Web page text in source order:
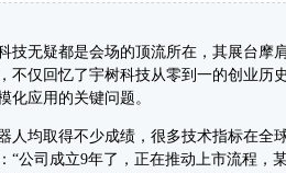
无疑都是会场的顶流所在，其展台摩肩
不仅回忆了宇树科技从零到一的创业历
应用的关键问题。
均取得不少成绩，很多技术指标在全
公司成立9年了，正在推动上市流程，